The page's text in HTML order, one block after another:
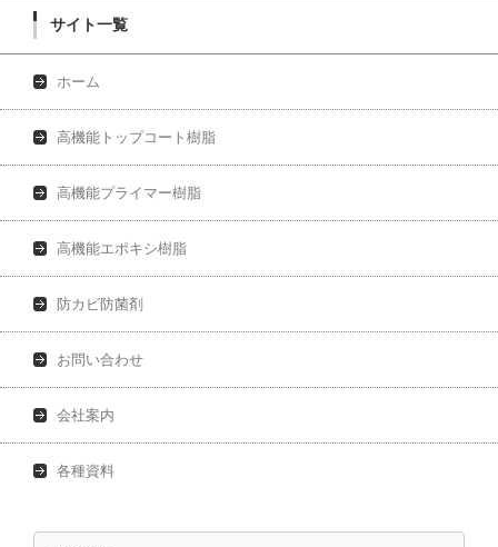
サイト一覧
ホーム
高機能トップコート樹脂
高機能プライマー樹脂
高機能エポキシ樹脂
防カビ防菌剤
お問い合わせ
会社案内
各種資料